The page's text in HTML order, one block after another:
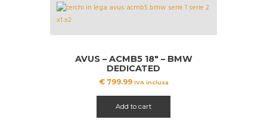
AVUS – ACMB5 18″ – BMW
DEDICATED
€799.99 IVA inclusa
Add to cart